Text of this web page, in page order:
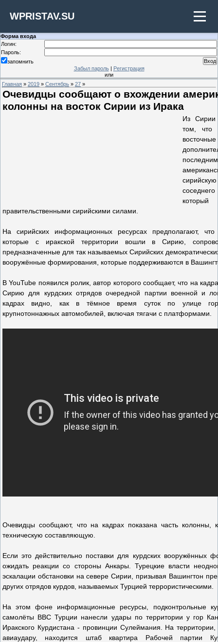
WPRISTAV.SU
Форма входа
Логин:
Пароль:
запомнить
Забыл пароль| Регистрация
или
Главная » 2019 » Сентябрь » 27 »
Очевидцы сообщают о вхождении
колонны на восток Сирии из Ирака
Из Сирии
том, что
правительственными сирийскими силами.
На сирийских информационных ресурсах предполагают,
которые с иракской территории вошли в Сирию,
предназначенные для так называемых Сирийских
вооружённые формирования, которые поддерживаются в
В YouTube появился ролик, автор которого сообщает, что на
Сирию для курдских отрядов очередной партии военной и
кадрах видно, как в тёмное время суток по улице
крупнотоннажных автомобилей, включая тягачи с платформами.
Очевидцы сообщают, что на кадрах показана часть колонны,
техническую составляющую.
Если это действительно поставки для курдских вооружённых
ожидать реакции со стороны Анкары. Турецкие власти
эскалации обстановки на севере Сирии, призывая Вашингтон
других отрядов курдов, называемых Турцией террористическими.
На этом фоне информационные ресурсы, подконтрольные
самолёты ВВС Турции нанесли удары по территории у гор
Иракского Курдистана - провинции Сулеймания. На
авиаудару, находится штаб квартира Рабочей партии